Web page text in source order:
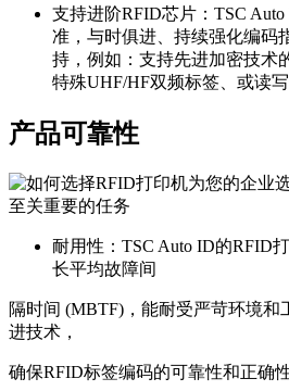
支持进阶RFID芯片：TSC
准，与时俱进、持续强化编码
持，例如：支持先进加密技术
特殊UHF/HF双频标签、或读
产品可靠性
耐用性：TSC Auto ID的RFID
长平均故障间
隔时间 (MBTF)，能耐受严苛环境和
进技术，
确保RFID标签编码的可靠性和正确性